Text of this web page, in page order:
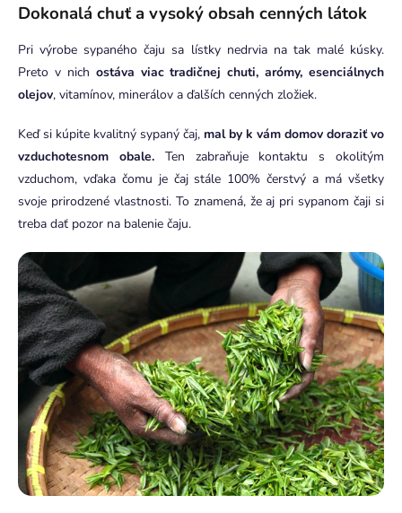
Dokonalá chuť a vysoký obsah cenných látok
Pri výrobe sypaného čaju sa lístky nedrvia na tak malé kúsky.
Preto v nich ostáva viac tradičnej chuti, arómy, esenciálnych
olejov, vitamínov, minerálov a ďalších cenných zložiek.
Keď si kúpite kvalitný sypaný čaj, mal by k vám domov doraziť vo
vzduchotesnom obale.Ten zabraňuje kontaktu s okolitým
vzduchom, vďaka čomu je čaj stále 100% čerstvý a má všetky
svoje prirodzené vlastnosti. To znamená, že aj pri sypanom čaji si
treba dať pozor na balenie čaju.